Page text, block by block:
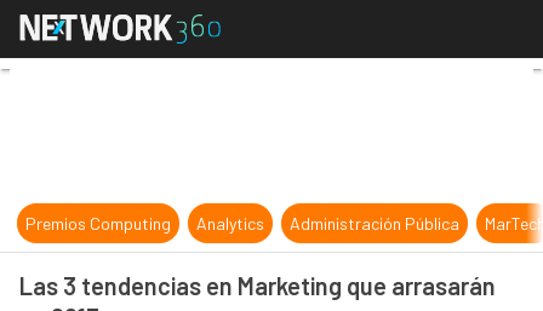
Las 3 tendencias en Marketing
Premios Computing Analytics Administración Pública
Las 3 tendencias en Marketing que arrasarán